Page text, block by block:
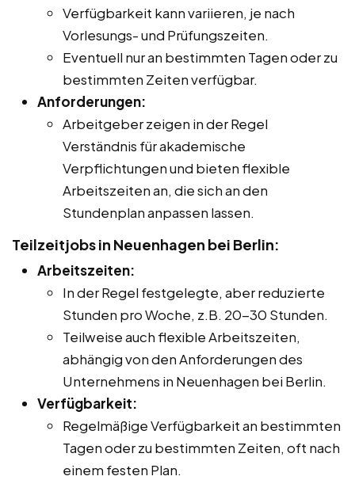
Verfügbarkeit kann variieren, je nach
Vorlesungs- und Prüfungszeiten.
Eventuell nur an bestimmten Tagen oder zu
bestimmten Zeiten verfügbar.
Anforderungen:
Arbeitgeber zeigen in der Regel
Verständnis für akademische
Verpflichtungen und bieten flexible
Arbeitszeiten an, die sich an den
Stundenplan anpassen lassen.
Teilzeitjobs in Neuenhagen bei Berlin:
Arbeitszeiten:
In der Regel festgelegte, aber reduzierte
Stunden pro Woche, z.B. 20-30 Stunden.
Teilweise auch flexible Arbeitszeiten,
abhängig von den Anforderungen des
Unternehmens in Neuenhagen bei Berlin.
Verfügbarkeit:
Regelmäßige Verfügbarkeit an bestimmten
Tagen oder zu bestimmten Zeiten, oft nach
einem festen Plan.